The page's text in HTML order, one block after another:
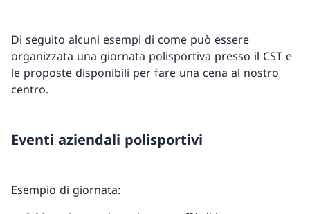
Di seguito alcuni esempi di come può essere
organizzata una giornata polisportiva presso il CST e
le proposte disponibili per fare una cena al nostro
centro.
Eventi aziendali polisportivi
Esempio di giornata: